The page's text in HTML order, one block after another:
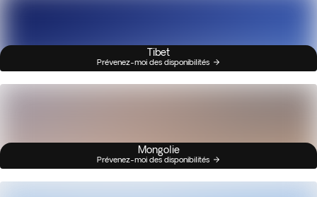
Tibet
Prévenez-moi des disponibilités
Mongolie
Prévenez-moi des disponibilités